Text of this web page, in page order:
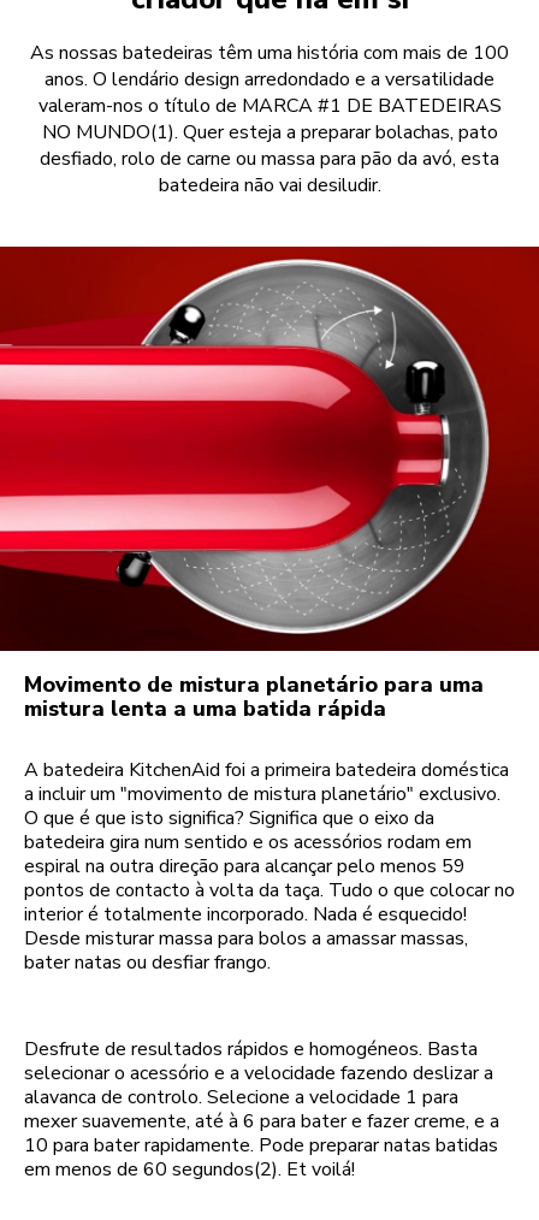
As nossas batedeiras têm uma história com mais de 100
anos. O lendário design arredondado e a versatilidade
valeram-nos o título de MARCA #1 DE BATEDEIRAS
NO MUNDO(1). Quer esteja a preparar bolachas, pato
desfiado, rolo de carne ou massa para pão da avó, esta
batedeira não vai desiludir.
Movimento de mistura planetário para uma
mistura lenta a uma batida rápida
A batedeira KitchenAid foi a primeira batedeira doméstica
a incluir um "movimento de mistura planetário" exclusivo.
O que é que isto significa? Significa que o eixo da
batedeira gira num sentido e os acessórios rodam em
espiral na outra direção para alcançar pelo menos 59
pontos de contacto à volta da taça. Tudo o que colocar no
interior é totalmente incorporado. Nada é esquecido!
Desde misturar massa para bolos a amassar massas,
bater natas ou desfiar frango.
Desfrute de resultados rápidos e homogéneos. Basta
selecionar o acessório e a velocidade fazendo deslizar a
alavanca de controlo. Selecione a velocidade 1 para
mexer suavemente, até à 6 para bater e fazer creme, e a
10 para bater rapidamente. Pode preparar natas batidas
em menos de 60 segundos(2). Et voilá!